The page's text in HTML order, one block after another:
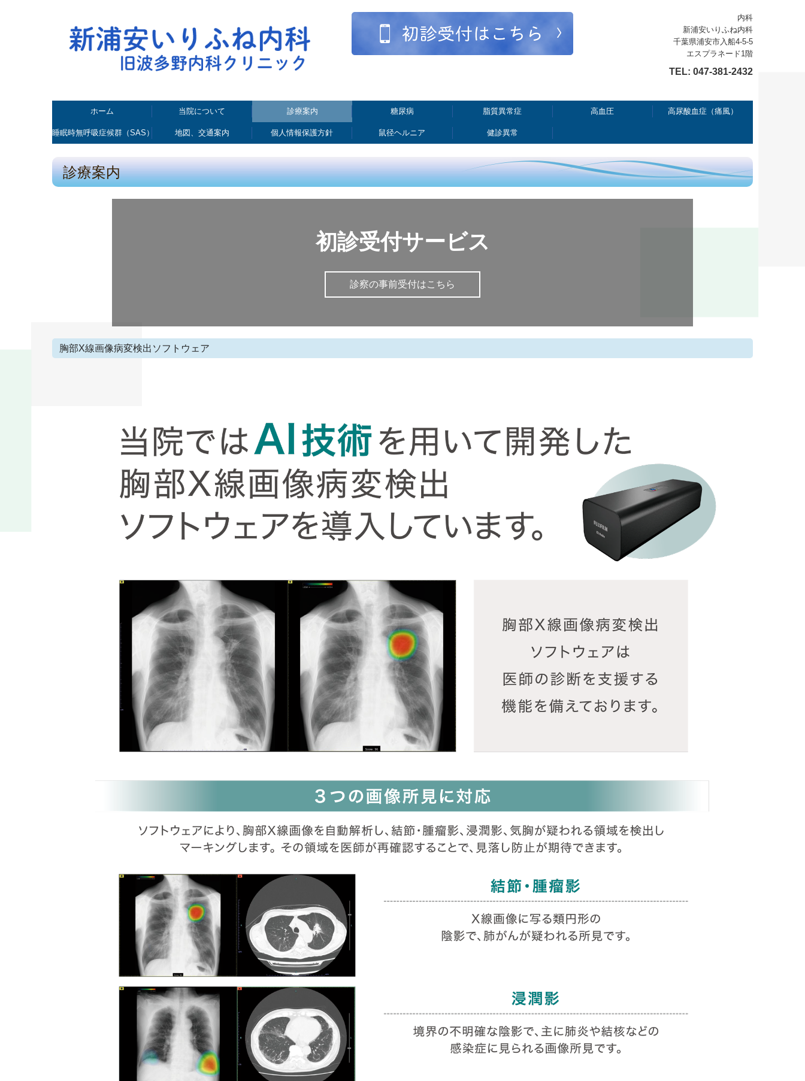
内科
新浦安いりふね内科
千葉県浦安市入船4-5-5
エスプラネード1階
TEL: 047-381-2432
ホーム 当院について 診療案内 糖尿病 脂質異常症 高血圧 高尿酸血症（痛風）
睡眠時無呼吸症候群（SAS）・いびき治療地図、交通案内 個人情報保護方針 鼠径ヘルニア 健診異常
診療案内
初診受付サービス
診察の事前受付はこちら
胸部X線画像病変検出ソフトウェア